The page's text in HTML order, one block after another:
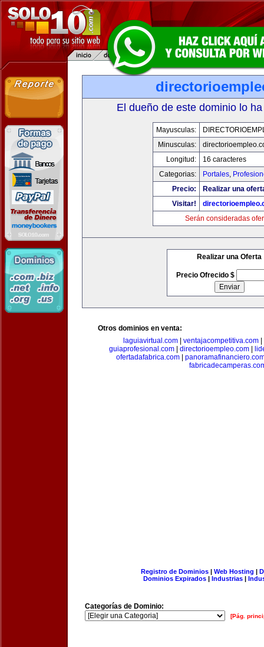
El dueño de este dominio lo
Mayusculas:
Minusculas:
Longitud:
16 caracteres
Categorias:
Portales,
Precio:
Realizar una
Visitar!
Serán consideradas
Realizar una Oferta
Precio Ofrecido $
Otros dominios en venta:
laguiavirtual.com
ventajacompetitiva.com
guiaprofesional.com| directorioempleo.com|
ofertadafabrica.com|
Registro de Dominios| Web Hosting |
Dominios Expirados | Industrias |
Categorías de Dominio:
[Pág.